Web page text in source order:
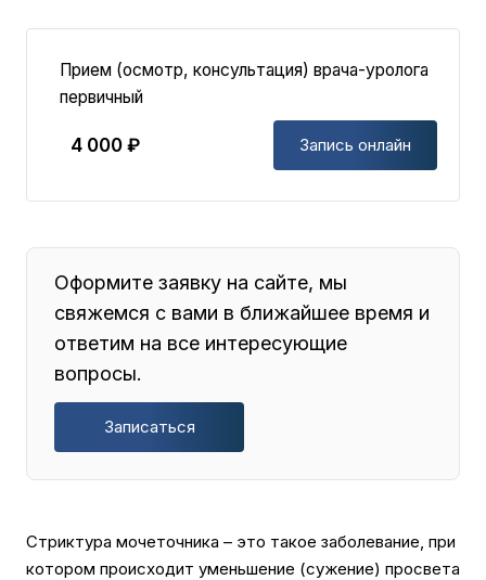
Прием (осмотр, консультация) врача-уролога
первичный
4 000 ₽ Запись онлайн
Оформите заявку на сайте, мы
свяжемся с вами в ближайшее время и
ответим на все интересующие
вопросы.
Записаться
Стриктура мочеточника – это такое заболевание, при
котором происходит уменьшение (сужение) просвета